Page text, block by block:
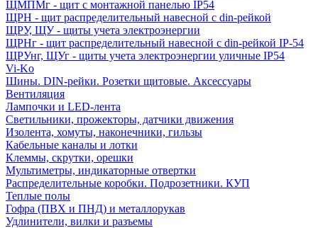
ЩМПМг - щит с монтажной панелью IP54
ЩРН - щит распределительный навесной с din-рейкой
ЩРУ, ЩУ - щиты учета электроэнергии
ЩРНг - щит распределительный навесной с din-рейкой IP-54
ЩРУнг, ЩУг - щиты учета электроэнергии уличные IP54
Vi-Ko
Шины. DIN-рейки. Розетки щитовые. Аксессуары
Вентиляция
Лампочки и LED-лента
Светильники, прожекторы, датчики движения
Изолента, хомуты, наконечники, гильзы
Кабельные каналы и лотки
Клеммы, скрутки, орешки
Мультиметры, индикаторные отвертки
Распределительные коробки. Подрозетники. КУП
Теплые полы
Гофра (ПВХ и ПНД) и металлорукав
Удлинители, вилки и разъемы